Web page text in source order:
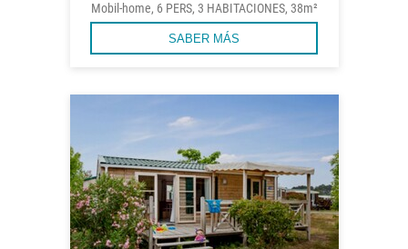
Mobil-home, 6 PERS, 3 HABITACIONES, 38m²
SABER MÁS